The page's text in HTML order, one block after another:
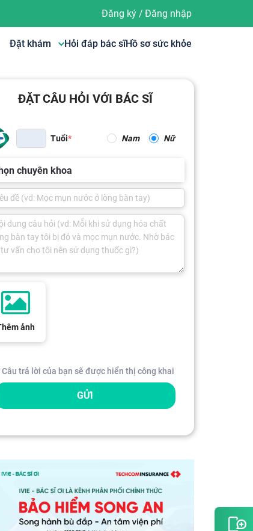
Đăng ký/ Đăng nhập
Đặt khám Hỏi đáp bác sĩHồ sơ sức khỏe
ĐẶT CÂU HỎI VỚI BÁC SĨ
Tuổi Nam Nữ
chuyên khoa
ảnh
Câu trả lời của bạn sẽ được hiển thị công khai
GỬI